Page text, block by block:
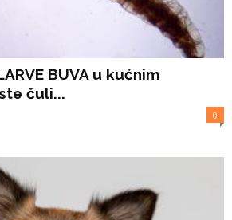
BUVA u kućnim
čuli...
0